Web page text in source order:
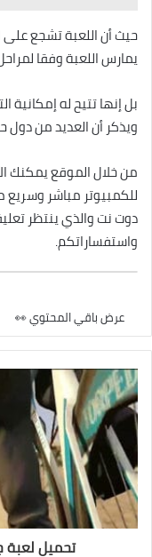
حيث أن اللعبة تشجع على
يمارس اللعبة وفقا
بل إنها تتيح له
ويذكر أن العديد من
للكمبيوتر مباشر
دوت نت والذي ينتظر
واستفساراتكم.
عرض باقي المحتوي 👀
تحميل لعبة جاتا 7 للكمبيوتر من